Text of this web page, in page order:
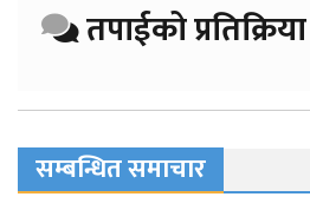
तपाईको
सम्बन्धित समाचार